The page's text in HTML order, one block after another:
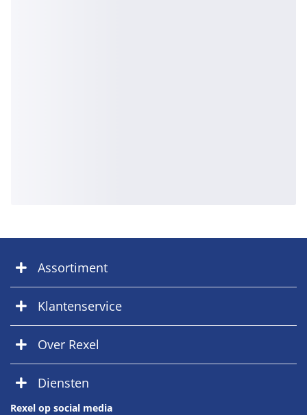
Assortiment
Klantenservice
Over Rexel
Diensten
Rexel op social media